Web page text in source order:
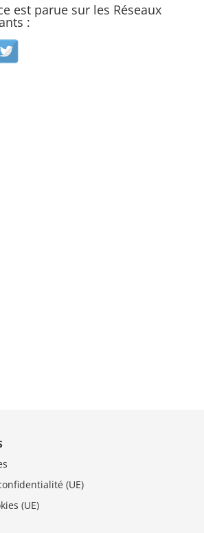
est parue sur les Réseaux
:
(UE)
(UE)